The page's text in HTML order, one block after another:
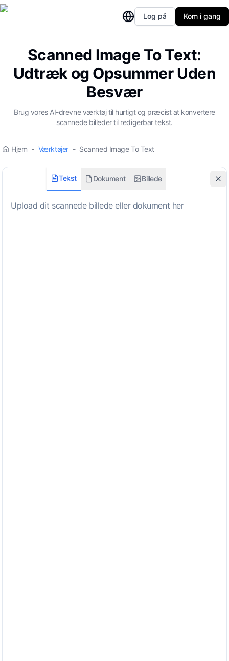
Log på Kom i gang
Scanned Image To Text:
Udtræk og Opsummer Uden
Besvær
Brug vores AI-drevne værktøj til hurtigt og præcist at konvertere
scannede billeder til redigerbar tekst.
Hjem - Værktøjer - Scanned Image To Text
Tekst Dokument Billede